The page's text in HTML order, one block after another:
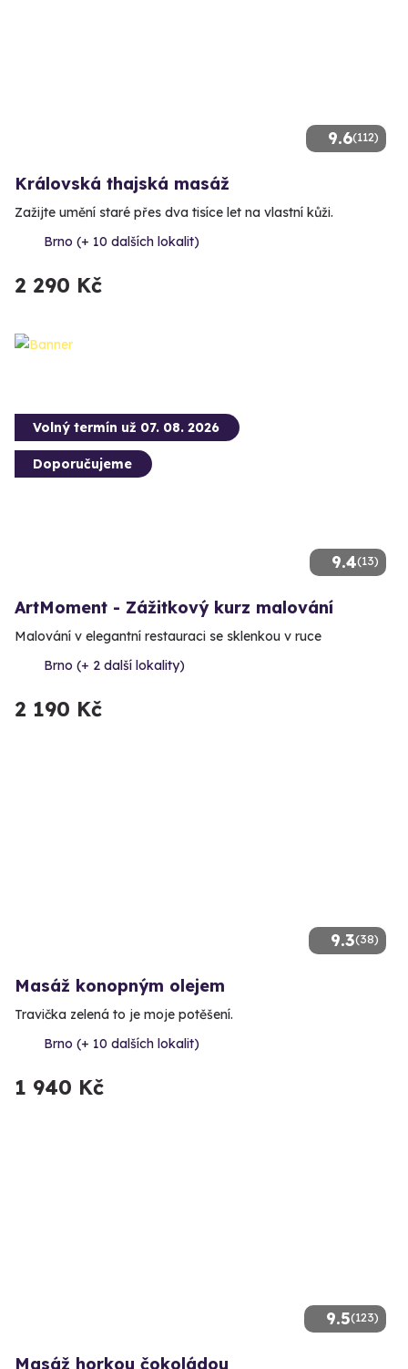
9.6(112)
Královská thajská masáž
Zažijte umění staré přes dva tisíce let na vlastní kůži.
Brno (+ 10 dalších lokalit)
2 290 Kč
9.4(13)
Volný termín už 07. 08. 2026
Doporučujeme
ArtMoment - Zážitkový kurz malování
Malování v elegantní restauraci se sklenkou v ruce
Brno (+ 2 další lokality)
2 190 Kč
9.3(38)
Masáž konopným olejem
Travička zelená to je moje potěšení.
Brno (+ 10 dalších lokalit)
1 940 Kč
9.5(123)
Masáž horkou čokoládou